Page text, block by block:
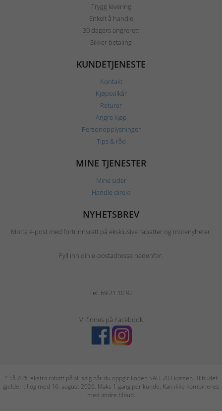
Trygg levering
Enkelt å handle
30 dagers angrerett
Sikker betaling
KUNDETJENESTE
Kontakt
Kjøpsvilkår
Returer
Angre kjøp
Personopplysninger
Tips & råd
MINE TJENESTER
Mine sider
Handle direkt
NYHETSBREV
Motta e-post med fortrinnsrett på eksklusive rabatter og motenyheter.
Fyll inn din e-postadresse nedenfor.
Tel: 69 21 10 92
Vi finnes på Facebook
* Få 20% ekstra rabatt på all salg når du oppgir koden SALE20 i kassen. Tilbudet
gjelder til og med 16. august 2026. Maks 1 gang per kunde. Kan ikke kombineres
med andre tilbud.